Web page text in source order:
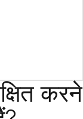
करने